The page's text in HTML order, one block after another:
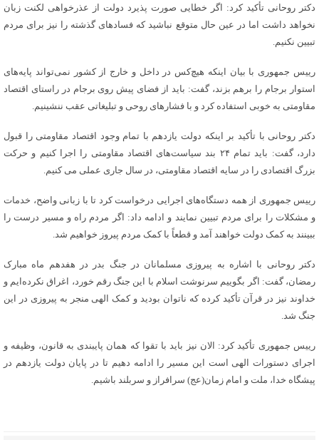
دکتر روحانی تأکید کرد: اگر خطایی صورت پذیرد دولت از عذرخواهی لکنت زبان
نخواهد داشت اما در عین حال متوقع نباشید که فسادهای گذشته را نیز برای مردم
تبیین نکنیم.
رییس جمهوری با بیان اینکه هیچ‌کس در داخل و خارج از کشور نمی‌تواند پایه‌‌های
استوار برجام را برهم بزند، گفت: باید از فضای پیش روی برجام در راستای اقتصاد
مقاومتی به خوبی استفاده کرد و با فشارهای روحی و تبلیغاتی عقب ننشینیم.
دکتر روحانی با تأکید بر اینکه دولت یازدهم با تمام وجود اقتصاد مقاومتی را قبول
دارد، گفت: باید تمام ۲۴ بند سیاست‌های اقتصاد مقاومتی را اجرا کنیم و حرکت
بزرگ اقتصادی را در سایه اقتصاد مقاومتی، در سال جاری عملی می کنیم.
رییس جمهوری از همه دستگاه‌های اجرایی درخواست کرد تا با زبانی واضح، خدمات
و مشکلات را برای مردم تبیین نمایند و ادامه داد: اگر مردم راه و مسیر درست را
ببینند به کمک دولت خواهند آمد و قطعاً با کمک مردم پیروز خواهیم شد.
دکتر روحانی با اشاره به پیروزی مسلمانان در جنگ بدر در هفدهم ماه مبارک
رمضان، گفت: اگر بگوییم سرنوشت اسلام با این جنگ رقم خورد، اغراق نکرده‌ایم و
خداوند نیز در قرآن تأکید کرده که ناتوان بودید و کمک الهی منجر به پیروزی در این
جنگ شد.
رییس جمهوری تأکید کرد: الان نیز باید با تقوا که همان پایبندی به قانون، وظیفه و
اجرای دستورات الهی است این مسیر را ادامه دهیم تا در پایان دولت یازدهم در
پیشگاه خدا، ملت و امام زمان(عج) سرافراز و سربلند باشیم.